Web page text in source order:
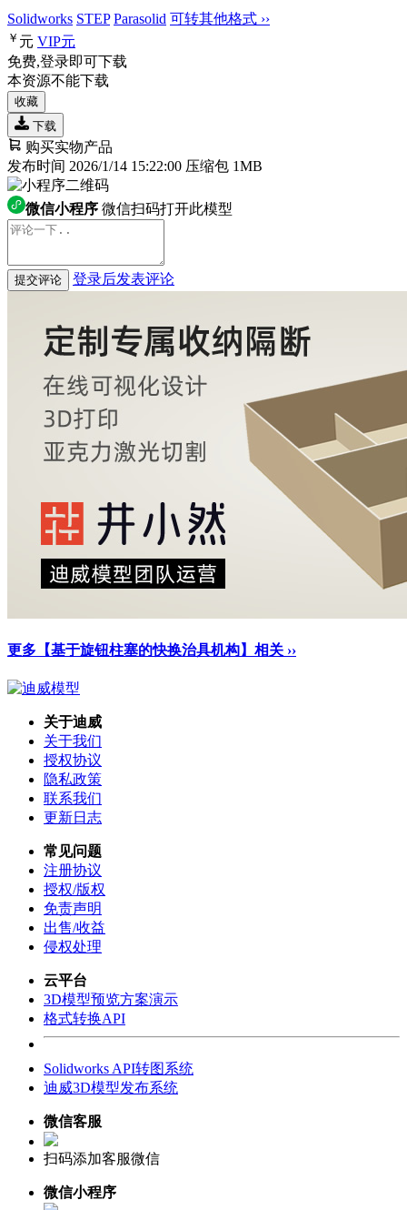
Solidworks STEP Parasolid 可转其他格式 ››
￥ 元 VIP元
免费,登录即可下载
本资源不能下载
收藏
下载
购买实物产品
发布时间 2026/1/14 15:22:00 压缩包 1MB
微信小程序 微信扫码打开此模型
提交评论 登录后发表评论
更多【基于旋钮柱塞的快换治具机构】相关 ››
关于迪威
关于我们
授权协议
隐私政策
联系我们
更新日志
常见问题
注册协议
授权/版权
免责声明
出售/收益
侵权处理
云平台
3D模型预览方案演示
格式转换API
Solidworks API转图系统
迪威3D模型发布系统
微信客服
扫码添加客服微信
微信小程序